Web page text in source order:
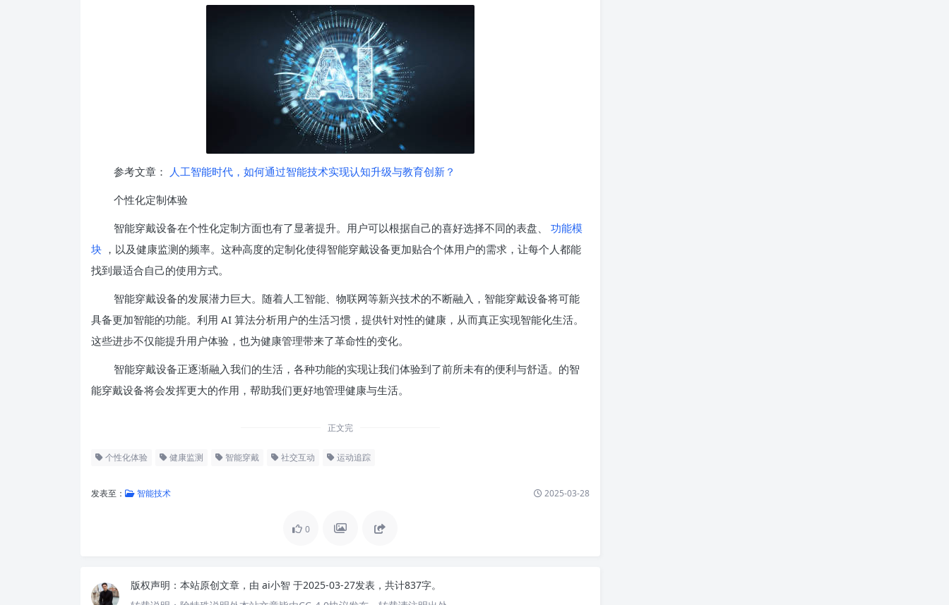
参考文章：
人工智能时代，如何通过智能技术实现认知升级与教育创新？
个性化定制体验
智能穿戴设备在个性化定制方面也有了显著提升。用户可以根据自己的喜好选择不同的表盘、
功能模
块 ，以及健康监测的频率。这种高度的定制化使得智能穿戴设备更加贴合个体用户的需求，让每个人都能
找到最适合自己的使用方式。
智能穿戴设备的发展潜力巨大。随着人工智能、物联网等新兴技术的不断融入，智能穿戴设备将可能
具备更加智能的功能。利用 AI 算法分析用户的生活习惯，提供针对性的健康，从而真正实现智能化生活。
这些进步不仅能提升用户体验，也为健康管理带来了革命性的变化。
智能穿戴设备正逐渐融入我们的生活，各种功能的实现让我们体验到了前所未有的便利与舒适。的智
能穿戴设备将会发挥更大的作用，帮助我们更好地管理健康与生活。
正文完
个性化体验 健康监测 智能穿戴 社交互动 运动追踪
发表至： 智能技术 2025-03-28
0
版权声明： 本站原创文章，由 ai小智 于2025-03-27发表，共计837字。